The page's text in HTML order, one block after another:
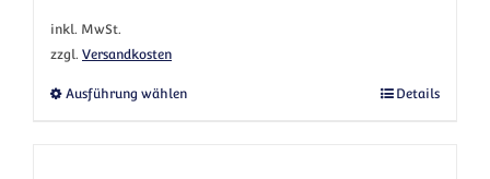
inkl. MwSt.
zzgl. Versandkosten
Ausführung wählenDieses Produkt weist mehrere Varianten
Details